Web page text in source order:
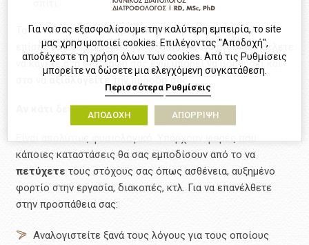
Το να κρατήσετε έναημερολόγιο τροφίμωνμπορεί
επίσης να σας βοηθήσει να εντοπίσετε αλλαγές που θέλετε
να κάνετε στη διατροφή σας ενώ μπορεί να βοηθήσει και
στο να
αξιολογείτε την πρόοδο σας.
Αν κάτι δεν πάει καλά
Είναι απολύτως φυσιολογικό. Υπάρχουν φορές που
κάποιες καταστάσεις θα σας εμποδίσουν από το να
πετύχετε τους στόχους σας όπως ασθένεια, αυξημένο
φορτίο στην εργασία, διακοπές, κτλ. Για να επανέλθετε
στην προσπάθεια σας:
Αναλογιστείτε ξανά τους λόγους για τους οποίους
Για να σας εξασφαλίσουμε την καλύτερη εμπειρία, το site
μας χρησιμοποιεί cookies. Επιλέγοντας "Αποδοχή",
αποδέχεστε τη χρήση όλων των cookies. Από τις Ρυθμίσεις
μπορείτε να δώσετε μια ελεγχόμενη συγκατάθεση.
Περισσότερα Ρυθμίσεις
ΑΠΟΔΟΧΗ ΑΠΟΡΡΙΨΗ